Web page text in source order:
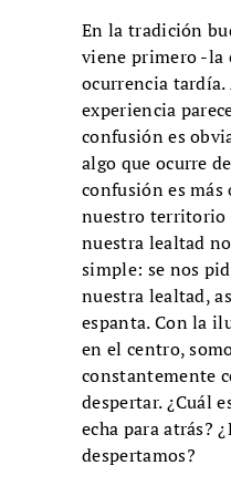
En la tradición
viene primero -la
ocurrencia
experiencia
confusión es
algo que ocurre
confusión es más
nuestro territorio
nuestra lealtad
simple: se nos
nuestra lealtad,
espanta. Con la
en el centro,
constantemente
despertar. ¿Cuál
echa para atrás?
despertamos?